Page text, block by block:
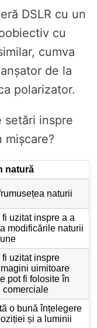
DSLR cu un
cu
cumva
de la
polarizator.
setări inspre
mișcare?
natură
naturii
uzitat inspre a a
modificările naturii
fi uzitat inspre
uimitoare
pot fi folosite în
comerciale
o bună înțelegere
și a luminii